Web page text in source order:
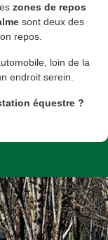
zones de repos
sont deux des
repos.
loin de la
endroit serein.
équestre ?